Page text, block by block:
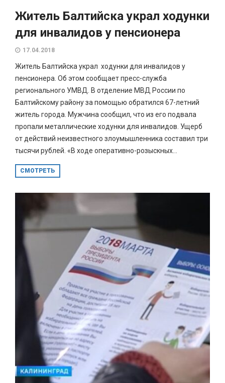
Житель Балтийска украл ходунки
для инвалидов у пенсионера
17.04.2018
Житель Балтийска украл ходунки для инвалидов у
пенсионера. Об этом сообщает пресс-служба
регионального УМВД. В отделение МВД России по
Балтийскому району за помощью обратился 67-летний
житель города. Мужчина сообщил, что из его подвала
пропали металлические ходунки для инвалидов. Ущерб
от действий неизвестного злоумышленника составил три
тысячи рублей. «В ходе оперативно-розыскных...
СМОТРЕТЬ